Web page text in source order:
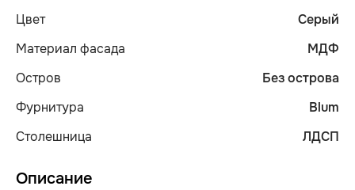
Цвет
Серый
Материал фасада
МДФ
Остров
Без острова
Фурнитура
Blum
Столешница
ЛДСП
Описание